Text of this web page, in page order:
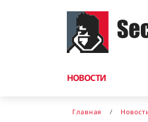
НОВОСТИ
Главная